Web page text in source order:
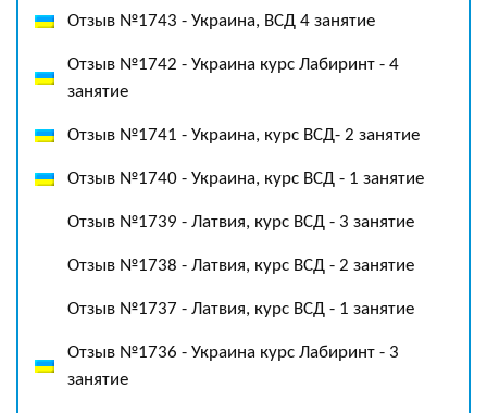
Отзыв №1743 - Украина, ВСД 4 занятие
Отзыв №1742 - Украина курс Лабиринт - 4
занятие
Отзыв №1741 - Украина, курс ВСД- 2 занятие
Отзыв №1740 - Украина, курс ВСД - 1 занятие
Отзыв №1739 - Латвия, курс ВСД - 3 занятие
Отзыв №1738 - Латвия, курс ВСД - 2 занятие
Отзыв №1737 - Латвия, курс ВСД - 1 занятие
Отзыв №1736 - Украина курс Лабиринт - 3
занятие